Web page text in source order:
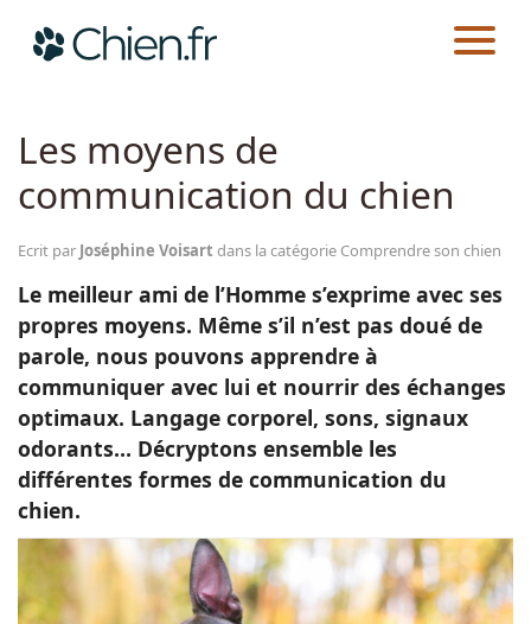
Races
CHIEN.FR GUIDES AU QUOTIDIEN COMPRENDRE SON CHIEN
Les moyens de
communication du chien
Ecrit par Joséphine Voisart dans la catégorie Comprendre son chien
Le meilleur ami de l’Homme s’exprime avec ses
propres moyens. Même s’il n’est pas doué de
parole, nous pouvons apprendre à
communiquer avec lui et nourrir des échanges
optimaux. Langage corporel, sons, signaux
odorants… Décryptons ensemble les
différentes formes de communication du
chien.